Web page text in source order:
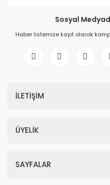
Sosyal
Haber listemize kayıt olarak
İLETİŞİM
ÜYELİK
SAYFALAR